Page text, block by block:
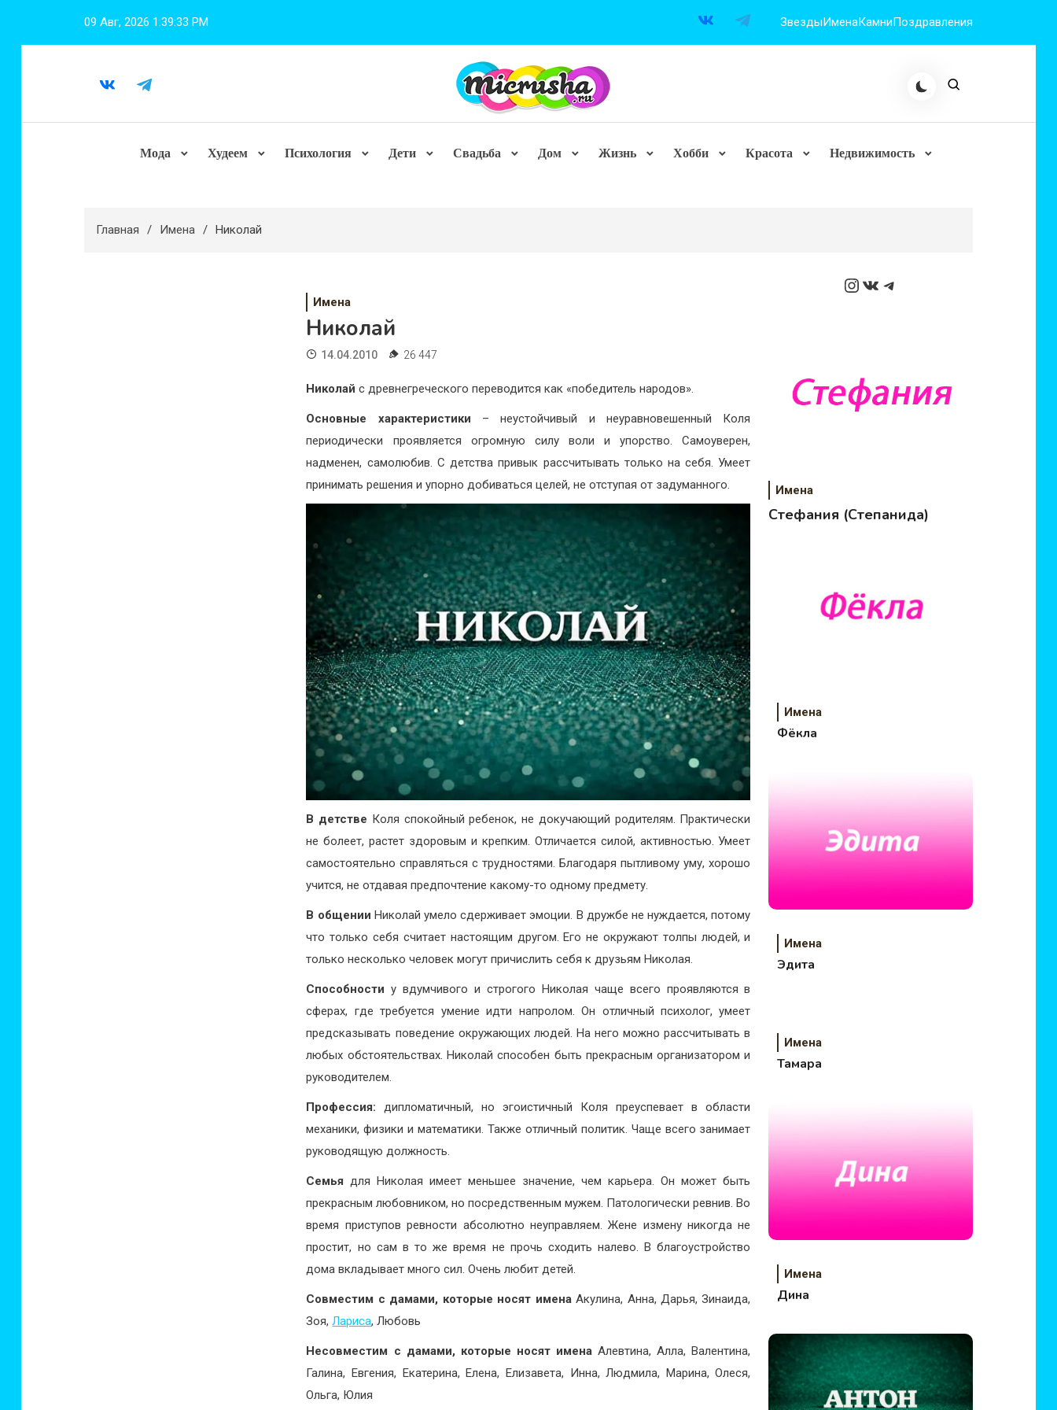
09 Авг, 2026 1:39:33 PM ЗвездыИменаКамниПоздравления
Мода Худеем Психология Дети Свадьба Дом Жизнь Хобби Красота Недвижимость
Главная Имена Николай
Имена
Николай
14.04.2010 26 447
Николай с древнегреческого переводится как «победитель народов».
Основные характеристики – неустойчивый и неуравновешенный Коля
периодически проявляется огромную силу воли и упорство. Самоуверен,
надменен, самолюбив. С детства привык рассчитывать только на себя. Умеет
принимать решения и упорно добиваться целей, не отступая от задуманного.
В детстве Коля спокойный ребенок, не докучающий родителям. Практически
не болеет, растет здоровым и крепким. Отличается силой, активностью. Умеет
самостоятельно справляться с трудностями. Благодаря пытливому уму, хорошо
учится, не отдавая предпочтение какому-то одному предмету.
В общении Николай умело сдерживает эмоции. В дружбе не нуждается, потому
что только себя считает настоящим другом. Его не окружают толпы людей, и
только несколько человек могут причислить себя к друзьям Николая.
Способности у вдумчивого и строгого Николая чаще всего проявляются в
сферах, где требуется умение идти напролом. Он отличный психолог, умеет
предсказывать поведение окружающих людей. На него можно рассчитывать в
любых обстоятельствах. Николай способен быть прекрасным организатором и
руководителем.
Профессия: дипломатичный, но эгоистичный Коля преуспевает в области
механики, физики и математики. Также отличный политик. Чаще всего занимает
руководящую должность.
Семья для Николая имеет меньшее значение, чем карьера. Он может быть
прекрасным любовником, но посредственным мужем. Патологически ревнив. Во
время приступов ревности абсолютно неуправляем. Жене измену никогда не
простит, но сам в то же время не прочь сходить налево. В благоустройство
дома вкладывает много сил. Очень любит детей.
Совместим с дамами, которые носят именаАкулина, Анна, Дарья, Зинаида,
Зоя,Лариса, Любовь
Несовместим с дамами, которые носят имена Алевтина, Алла, Валентина,
Галина, Евгения, Екатерина, Елена, Елизавета, Инна, Людмила, Марина, Олеся,
Ольга, Юлия
Instagram
ВКонтакте
Telegram
Имена
Стефания (Степанида)
Имена
Фёкла
Имена
Эдита
Имена
Тамара
Имена
Дина